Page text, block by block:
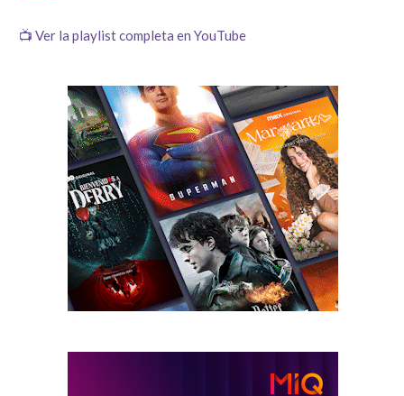
📺 Ver la playlist completa en YouTube